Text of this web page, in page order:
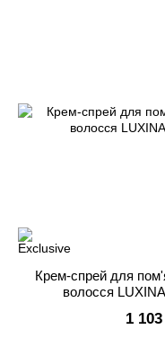
Крем-спрей для
волосся
1